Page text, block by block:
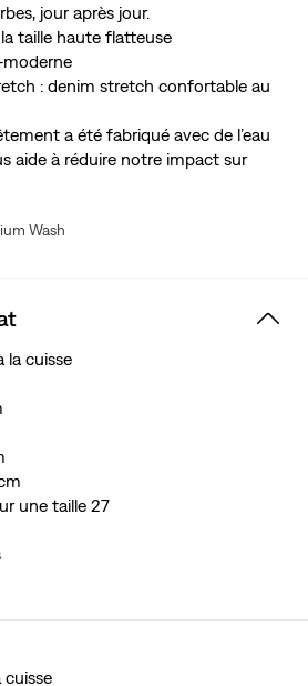
jour après jour.
taille haute flatteuse
: denim stretch confortable au
a été fabriqué avec de l’eau
aide à réduire notre impact sur
Wash
la cuisse
une taille 27
cuisse